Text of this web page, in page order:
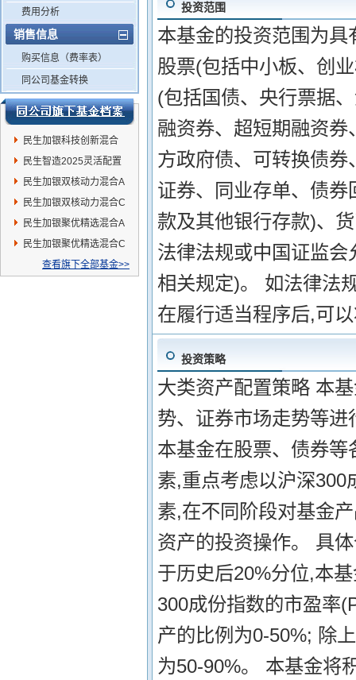
费用分析
销售信息
购买信息（费率表）
同公司基金转换
民生加银科技创新混合
(LOF)
民生智造2025灵活配置
混合
民生加银双核动力混合A
民生加银双核动力混合C
民生加银聚优精选混合A
民生加银聚优精选混合C
查看旗下全部基金>>
投资范围
本基金的投资范围为
股票(包括中小板、创
(包括国债、央行票据
融资券、超短期融资
方政府债、可转换债
证券、同业存单、债
款及其他银行存款)、
法律法规或中国证监
相关规定)。 如法律法
在履行适当程序后,可
投资策略
大类资产配置策略 本
势、证券市场走势等
本基金在股票、债券
素,重点考虑以沪深300
素,在不同阶段对基金
资产的投资操作。 具
于历史后20%分位,本
300成份指数的市盈率
产的比例为0-50%; 除
为50-90%。 本基金将